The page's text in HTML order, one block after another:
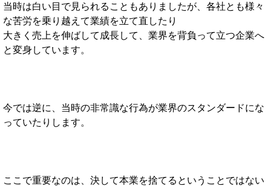
当時は白い目で見られることもありましたが、各社とも様々
な苦労を乗り越えて業績を立て直したり
大きく売上を伸ばして成長して、業界を背負って立つ企業へ
と変身しています。
今では逆に、当時の非常識な行為が業界のスタンダードにな
っていたりします。
ここで重要なのは、決して本業を捨てるということではない